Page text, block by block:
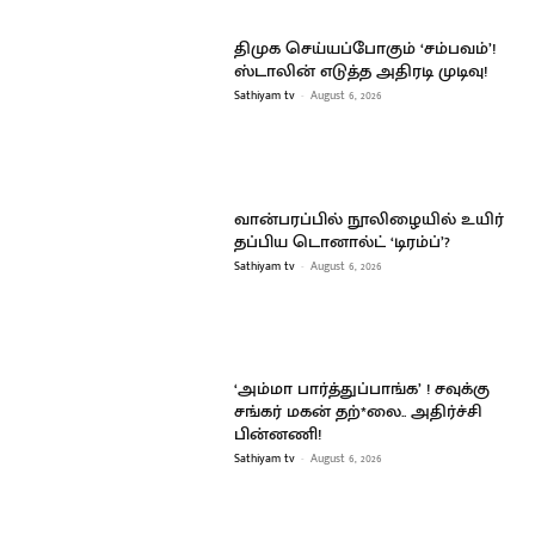
திமுக செய்யப்போகும் ‘சம்பவம்’!
ஸ்டாலின் எடுத்த அதிரடி முடிவு!
Sathiyam tv - August 6, 2026
வான்பரப்பில் நூலிழையில் உயிர்
தப்பிய டொனால்ட் ‘டிரம்ப்’?
Sathiyam tv - August 6, 2026
‘அம்மா பார்த்துப்பாங்க’ ! சவுக்கு
சங்கர் மகன் தற்*லை.. அதிர்ச்சி
பின்னணி!
Sathiyam tv - August 6, 2026